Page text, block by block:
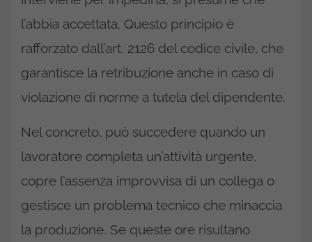
l’abbia accettata. Questo principio è
rafforzato dall’art. 2126 del codice civile, che
garantisce la retribuzione anche in caso di
violazione di norme a tutela del dipendente.
Nel concreto, può succedere quando un
lavoratore completa un’attività urgente,
copre l’assenza improvvisa di un collega o
gestisce un problema tecnico che minaccia
la produzione. Se queste ore risultano